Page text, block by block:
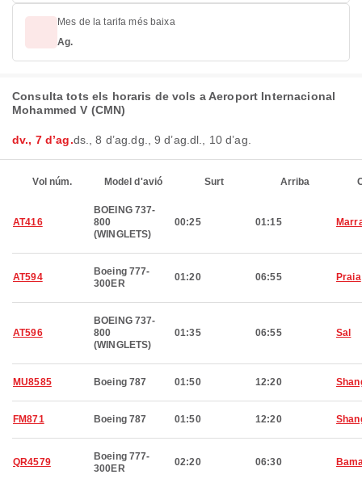
Mes de la tarifa més baixa
Ag.
Consulta tots els horaris de vols a Aeroport Internacional
Mohammed V (CMN)
dv., 7 d’ag.ds., 8 d’ag.dg., 9 d’ag.dl., 10 d’ag.
Vol núm. Model d'avió Surt Arriba
AT416
BOEING 737-
800
(WINGLETS)
00:25 01:15
AT594
Boeing 777-
300ER
01:20 06:55 Praia
AT596
BOEING 737-
800
(WINGLETS)
01:35 06:55 Sal
MU8585 Boeing 787 01:50 12:20
FM871 Boeing 787 01:50 12:20
QR4579
Boeing 777-
300ER
02:20 06:30